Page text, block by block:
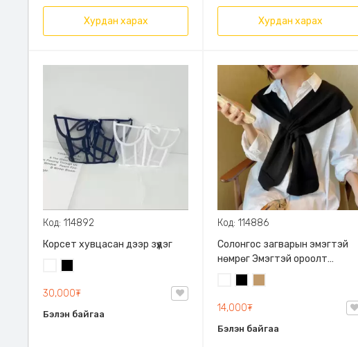
Хурдан харах Хурдан харах
Код: 114892
Корсет хувцасан дээр зүүдэг
30,000₮
Бэлэн байгаа
Код: 114886
Солонгос загварын эмэгтэй
нөмрөг Эмэгтэй ороолт
Эмэгтэй хүзүүний алчуур Сүлжмэл
алчуур, Бүх насныхан төрөл
бүрийн хувцаслалттай
тохируулан олон төрлөөр зүүх
боломжтой
14,000₮
Бэлэн байгаа